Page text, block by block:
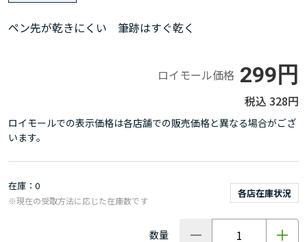
ペン先が乾きにくい 筆跡はすぐ乾く
ロイモール価格 299円
328円
ロイモールでの表示価格は各店舗での販売価格と異なる場合がござ
います。
在庫 0
各店在庫状況
※現在の受取方法に応じた在庫数です
数量